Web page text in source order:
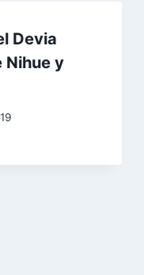
Devia
Nihue y